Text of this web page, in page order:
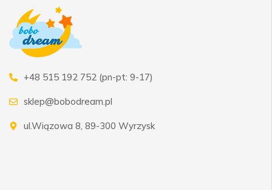
+48 515 192 752 (pn-pt: 9-17)
sklep@bobodream.pl
ul.Wiązowa 8, 89-300 Wyrzysk